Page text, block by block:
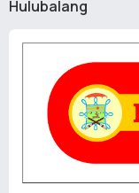
Hulubalang